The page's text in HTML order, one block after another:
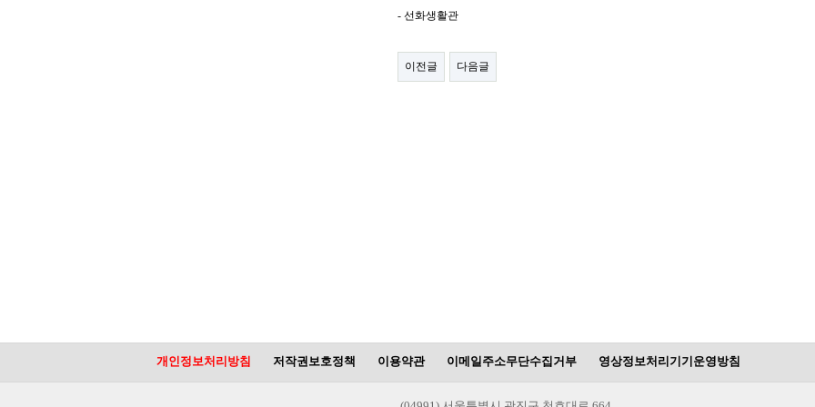
- 선화생활관
이전글 다음글
개인정보처리방침 저작권보호정책 이용약관 이메일주소무단수집거부 영상정보처리기기운영방침